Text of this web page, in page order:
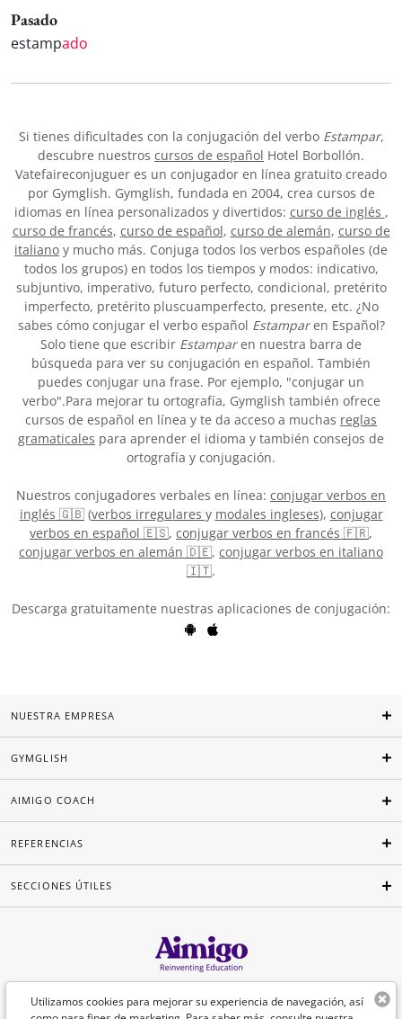
Pasado
estampado
Si tienes dificultades con la conjugación del verbo Estampar,
descubre nuestros cursos de español Hotel Borbollón.
Vatefaireconjuguer es un conjugador en línea gratuito creado
por Gymglish. Gymglish, fundada en 2004, crea cursos de
idiomas en línea personalizados y divertidos: curso de inglés ,
curso de francés, curso de español, curso de alemán, curso de
italiano y mucho más. Conjuga todos los verbos españoles (de
todos los grupos) en todos los tiempos y modos: indicativo,
subjuntivo, imperativo, futuro perfecto, condicional, pretérito
imperfecto, pretérito pluscuamperfecto, presente, etc. ¿No
sabes cómo conjugar el verbo español Estamparen Español?
Solo tiene que escribir Estamparen nuestra barra de
búsqueda para ver su conjugación en español. También
puedes conjugar una frase. Por ejemplo, "conjugar un
verbo".Para mejorar tu ortografía, Gymglish también ofrece
cursos de español en línea y te da acceso a muchas reglas
gramaticales para aprender el idioma y también consejos de
ortografía y conjugación.
Nuestros conjugadores verbales en línea: conjugar verbos en
inglés 🇬🇧(verbos irregulares y modales ingleses), conjugar
verbos en español 🇪🇸, conjugar verbos en francés 🇫🇷,
conjugar verbos en alemán 🇩🇪, conjugar verbos en italiano
🇮🇹.
Descarga gratuitamente nuestras aplicaciones de conjugación:
Utilizamos cookies para mejorar su experiencia de navegación, así
NUESTRA EMPRESA
GYMGLISH
AIMIGO COACH
REFERENCIAS
SECCIONES ÚTILES
Español